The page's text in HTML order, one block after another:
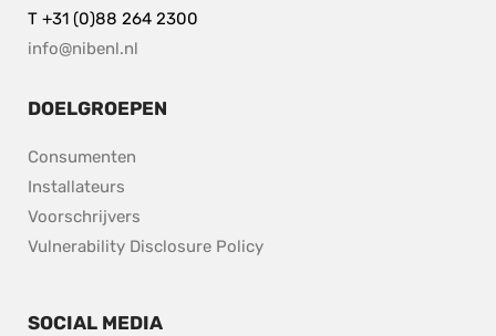
T +31 (0)88 264 2300
info@nibenl.nl
DOELGROEPEN
Consumenten
Installateurs
Voorschrijvers
Vulnerability Disclosure Policypdf, 153.9 kB.
SOCIAL MEDIA